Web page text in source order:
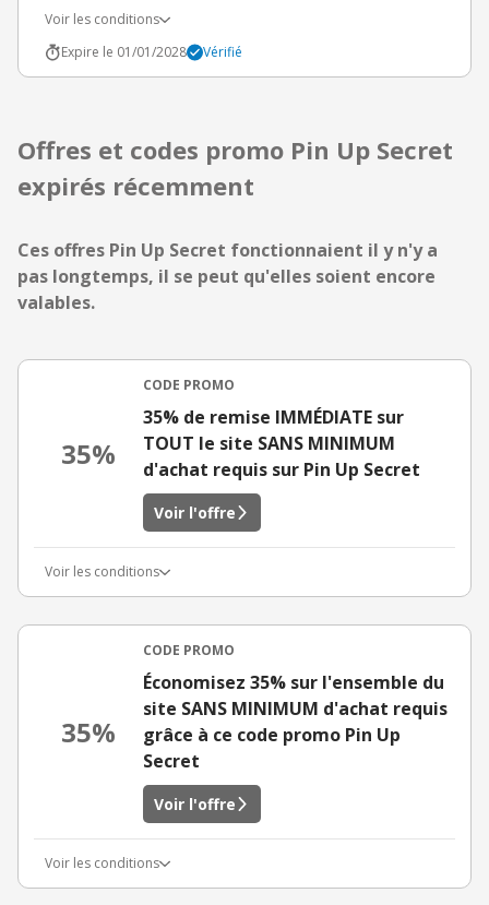
Voir les conditions
Expire le 01/01/2028
Vérifié
Offres et codes promo Pin Up Secret
expirés récemment
Ces offres Pin Up Secret fonctionnaient il y n'y a
pas longtemps, il se peut qu'elles soient encore
valables.
35%
CODE PROMO
35% de remise IMMÉDIATE sur
TOUT le site SANS MINIMUM
d'achat requis sur Pin Up Secret
Voir l'offre
Voir les conditions
35%
CODE PROMO
Économisez 35% sur l'ensemble du
site SANS MINIMUM d'achat requis
grâce à ce code promo Pin Up
Secret
Voir l'offre
Voir les conditions